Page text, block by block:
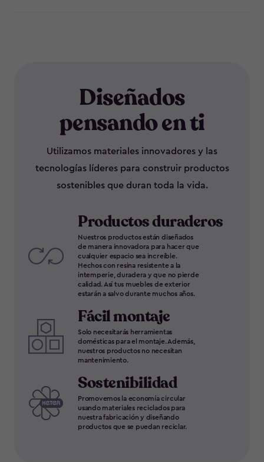
Diseñados
pensando en ti
Utilizamos materiales innovadores y las
tecnologías líderes para construir productos
sostenibles que duran toda la vida.
Productos duraderos
Nuestros productos están diseñados
de manera innovadora para hacer que
cualquier espacio sea increíble.
Hechos con resina resistente a la
intemperie, duradera y que no pierde
calidad. Así tus muebles de exterior
estarán a salvo durante muchos años.
Fácil montaje
Solo necesitarás herramientas
domésticas para el montaje. Además,
nuestros productos no necesitan
mantenimiento.
Sostenibilidad
Promovemos la economía circular
usando materiales reciclados para
nuestra fabricación y diseñando
productos que se puedan reciclar.